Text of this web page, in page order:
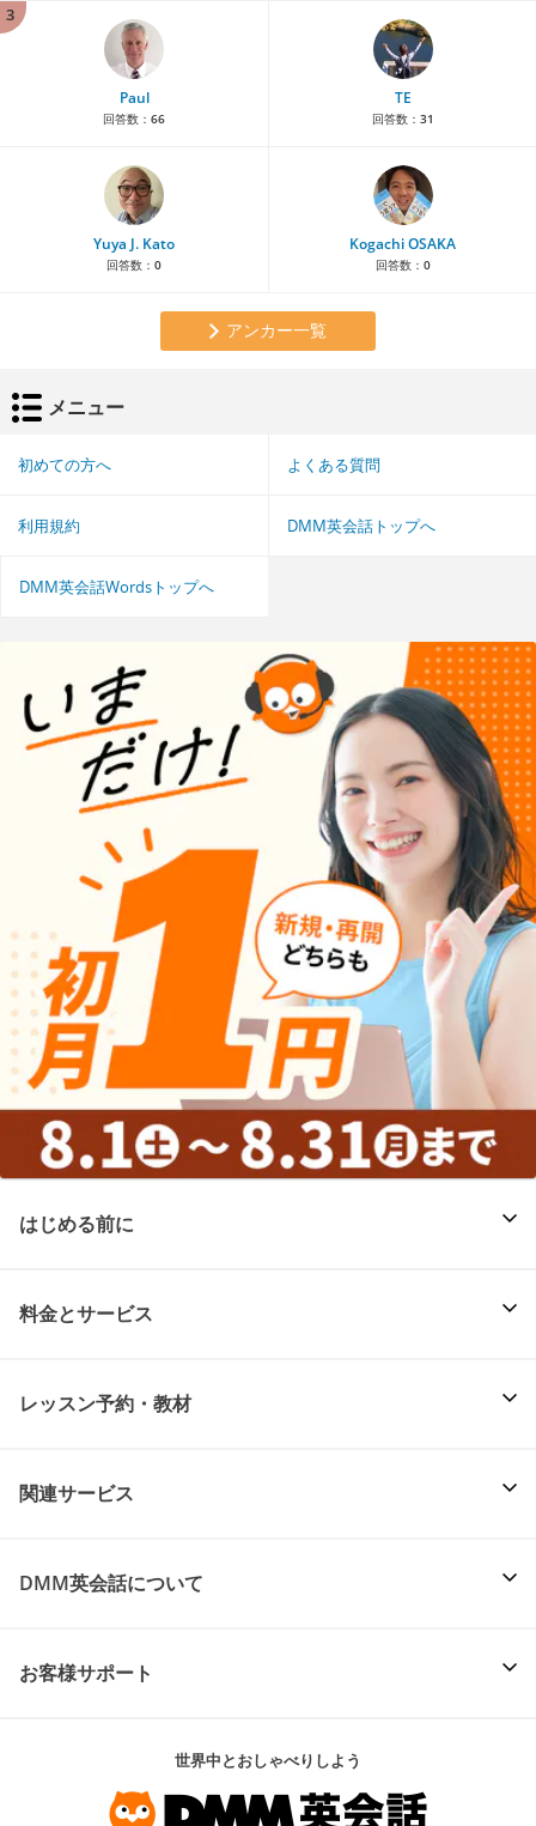
3
Paul
回答数： 66
TE
回答数： 31
Yuya J. Kato
回答数： 0
Kogachi OSAKA
回答数： 0
アンカー一覧
メニュー
初めての方へ よくある質問
利用規約 DMM英会話トップへ
DMM英会話Wordsトップへ
はじめる前に
料金とサービス
レッスン予約・教材
関連サービス
DMM英会話について
お客様サポート
世界中とおしゃべりしよう